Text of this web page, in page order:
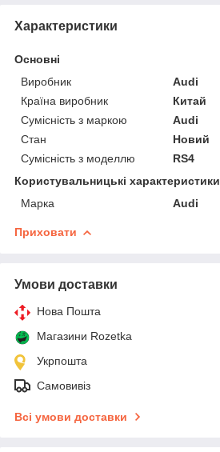
Характеристики
Основні
Виробник
Audi
Країна виробник
Китай
Сумісність з маркою
Audi
Стан
Новий
Сумісність з моделлю
RS4
Користувальницькі характеристики
Марка
Audi
Приховати
Умови доставки
Нова Пошта
Магазини Rozetka
Укрпошта
Самовивіз
Всі умови доставки